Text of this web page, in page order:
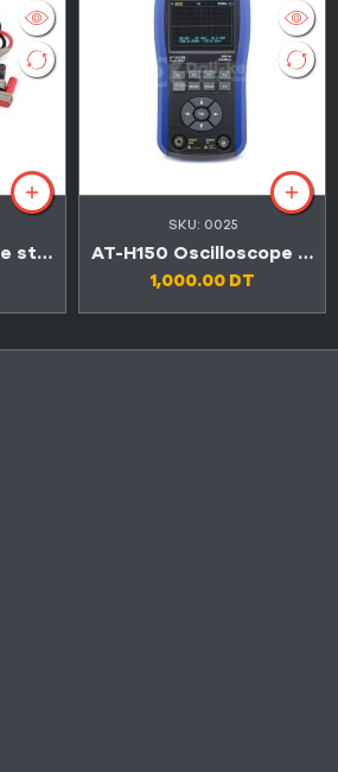
Sondes multimètre standard & amp professionnelle
SKU: 0025
AT-H150 Oscilloscope numérique portable de haute qualité
1,000.00 DT